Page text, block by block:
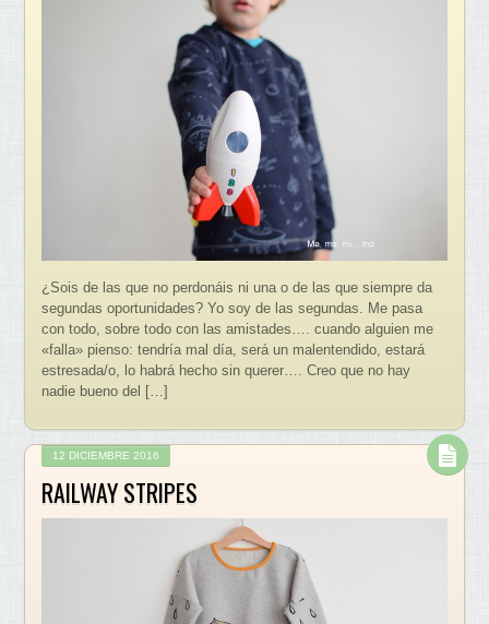
¿Sois de las que no perdonáis ni una o de las que siempre da
segundas oportunidades? Yo soy de las segundas. Me pasa
con todo, sobre todo con las amistades…. cuando alguien me
«falla» pienso: tendría mal día, será un malentendido, estará
estresada/o, lo habrá hecho sin querer…. Creo que no hay
nadie bueno del […]
12 DICIEMBRE 2016
RAILWAY STRIPES